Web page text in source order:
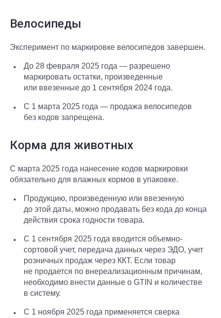
Велосипеды
Эксперимент по маркировке велосипедов завершен.
До 28 февраля 2025 года — разрешено
маркировать остатки, произведенные
или ввезенные до 1 сентября 2024 года.
С 1 марта 2025 года — продажа велосипедов
без кодов запрещена.
Корма для животных
С марта 2025 года нанесение кодов маркировки
обязательно для влажных кормов в упаковке.
Продукцию, произведенную или ввезенную
до этой даты, можно продавать без кода до конца
действия срока годности товара.
С 1 сентября 2025 года вводится объемно-
сортовой учет, передача данных через ЭДО, учет
розничных продаж через ККТ. Если товар
не продается по внереализационным причинам,
необходимо внести данные о GTIN и количестве
в систему.
С 1 ноября 2025 года применяется сверка